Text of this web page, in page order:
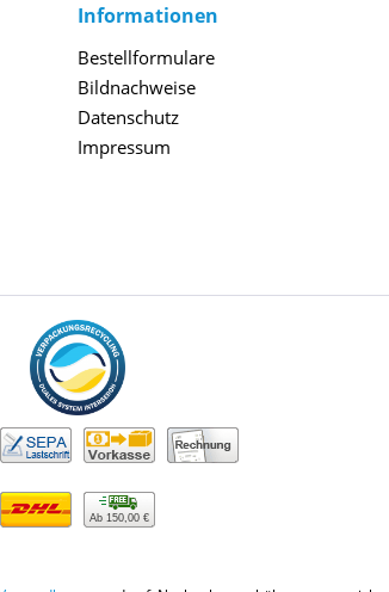
Informationen
Bestellformulare
Bildnachweise
Datenschutz
Impressum
Ab 150,00 €